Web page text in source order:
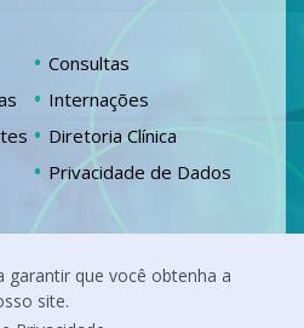
garantir que você obtenha a
site.
Consultas
Internações
Diretoria Clínica
Privacidade de Dados
Jardim, 555 Campestre,